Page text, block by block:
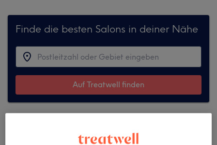
Finde die besten Salons in deiner Nähe
Auf Treatwell finden